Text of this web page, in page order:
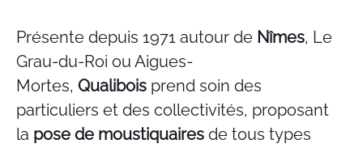
Présente depuis 1971 autour de Nîmes, Le
Grau-du-Roi ou Aigues-
Mortes, Qualibois prend soin des
particuliers et des collectivités, proposant
la pose de moustiquaires de tous types